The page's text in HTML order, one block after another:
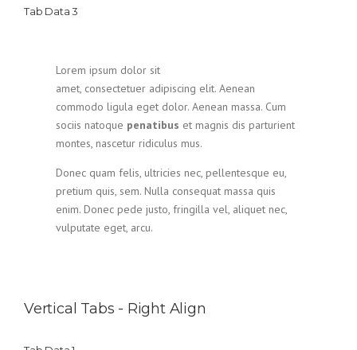
Tab Data 3
Lorem ipsum dolor sit
amet, consectetuer adipiscing elit. Aenean
commodo ligula eget dolor. Aenean massa. Cum
sociis natoque penatibus et magnis dis parturient
montes, nascetur ridiculus mus.
Donec quam felis, ultricies nec, pellentesque eu,
pretium quis, sem. Nulla consequat massa quis
enim. Donec pede justo, fringilla vel, aliquet nec,
vulputate eget, arcu.
Vertical Tabs - Right Align